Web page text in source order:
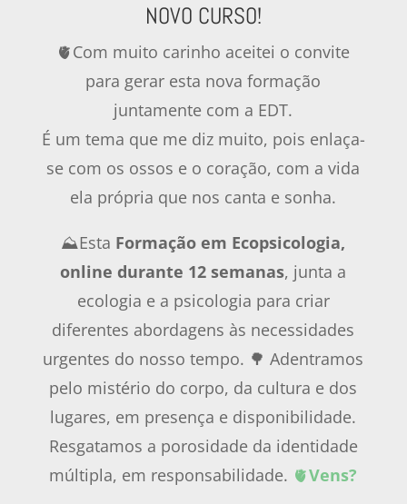
NOVO CURSO!
🫀Com muito carinho aceitei o convite
para gerar esta nova formação
juntamente com a EDT.
É um tema que me diz muito, pois enlaça-
se com os ossos e o coração, com a vida
ela própria que nos canta e sonha.
⛰️Esta Formação em Ecopsicologia,
online durante 12 semanas, junta a
ecologia e a psicologia para criar
diferentes abordagens às necessidades
urgentes do nosso tempo. 🌳 Adentramos
pelo mistério do corpo, da cultura e dos
lugares, em presença e disponibilidade.
Resgatamos a porosidade da identidade
múltipla, em responsabilidade. 🫀Vens?